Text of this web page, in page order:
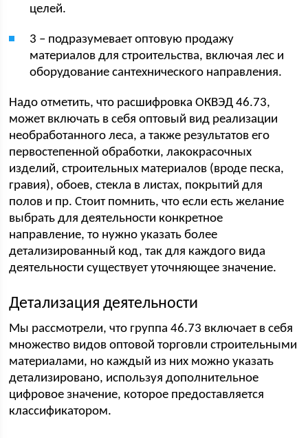
целей.
3 – подразумевает оптовую продажу
материалов для строительства, включая лес и
оборудование сантехнического направления.
Надо отметить, что расшифровка ОКВЭД 46.73,
может включать в себя оптовый вид реализации
необработанного леса, а также результатов его
первостепенной обработки, лакокрасочных
изделий, строительных материалов (вроде песка,
гравия), обоев, стекла в листах, покрытий для
полов и пр. Стоит помнить, что если есть желание
выбрать для деятельности конкретное
направление, то нужно указать более
детализированный код, так для каждого вида
деятельности существует уточняющее значение.
Детализация деятельности
Мы рассмотрели, что группа 46.73 включает в себя
множество видов оптовой торговли строительными
материалами, но каждый из них можно указать
детализировано, используя дополнительное
цифровое значение, которое предоставляется
классификатором.